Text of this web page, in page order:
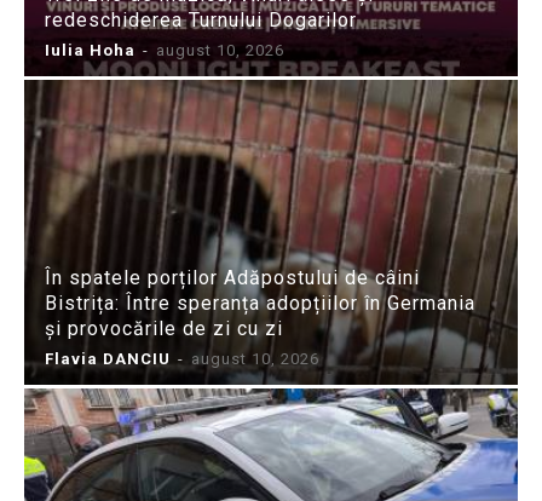
redeschiderea Turnului Dogarilor
Iulia Hoha - august 10, 2026
În spatele porților Adăpostului de câini
Bistrița: Între speranța adopțiilor în Germania
și provocările de zi cu zi
Flavia DANCIU - august 10, 2026